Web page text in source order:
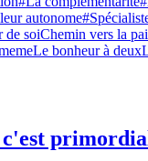
autonome
de soiChemin vers la
Le bonheur à deux
c'est